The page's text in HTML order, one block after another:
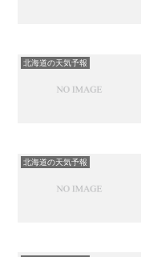
北海道の天気予報
北海道の天気予報